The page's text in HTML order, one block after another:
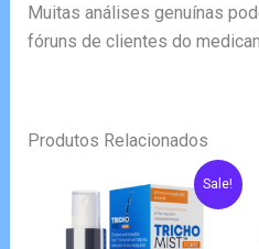
Muitas análises genuínas
fóruns de clientes do
Produtos Relacionados
Sale!